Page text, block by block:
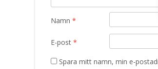
Namn *
E-post *
Spara mitt namn, min e-